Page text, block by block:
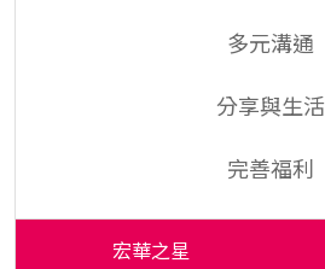
多元溝通
分享與生活
完善福利
宏華之星